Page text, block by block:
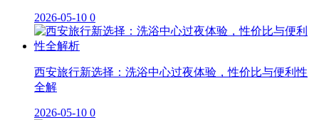
2026-05-10 0
西安旅行新选择：洗浴中心过夜体验，性价比与便利性
全解
2026-05-10 0